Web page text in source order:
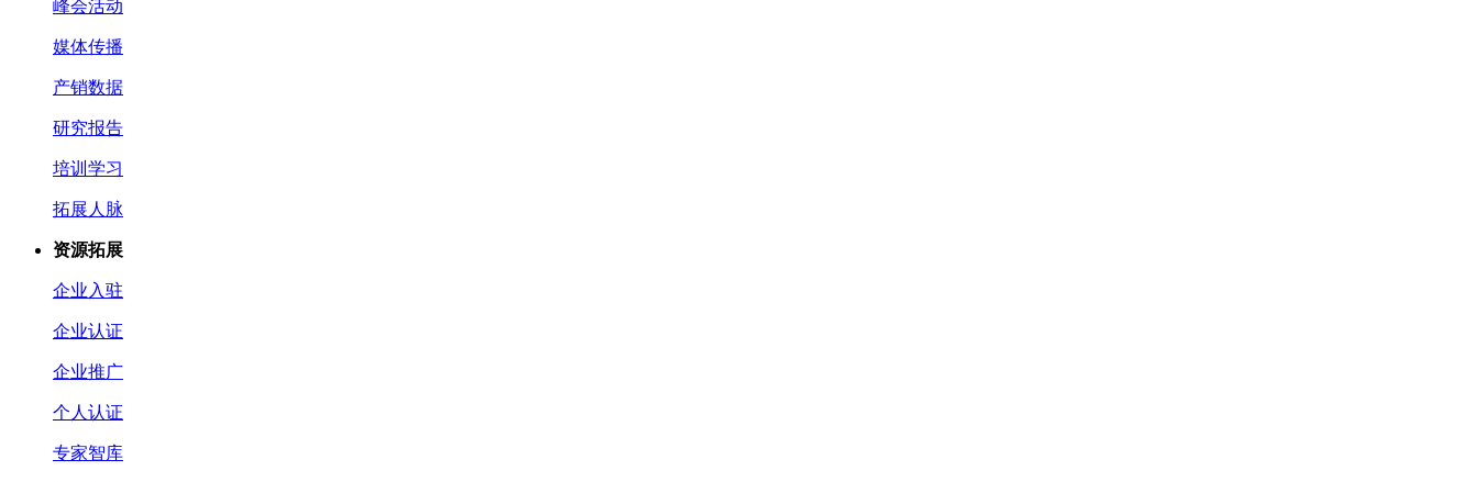
峰会活动
媒体传播
产销数据
研究报告
培训学习
拓展人脉
资源拓展
企业入驻
企业认证
企业推广
个人认证
专家智库